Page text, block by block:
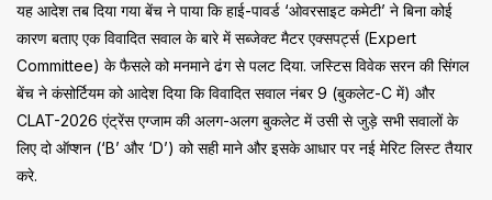
यह आदेश तब दिया गया बेंच ने पाया कि हाई-पावर्ड ‘ओवरसाइट कमेटी’ ने बिना कोई
कारण बताए एक विवादित सवाल के बारे में सब्जेक्ट मैटर एक्सपर्ट्स (Expert
Committee) के फैसले को मनमाने ढंग से पलट दिया. जस्टिस विवेक सरन की सिंगल
बेंच ने कंसोर्टियम को आदेश दिया कि विवादित सवाल नंबर 9 (बुकलेट-C में) और
CLAT-2026 एंट्रेंस एग्जाम की अलग-अलग बुकलेट में उसी से जुड़े सभी सवालों के
लिए दो ऑप्शन (‘B’ और ‘D’) को सही माने और इसके आधार पर नई मेरिट लिस्ट तैयार
करे.